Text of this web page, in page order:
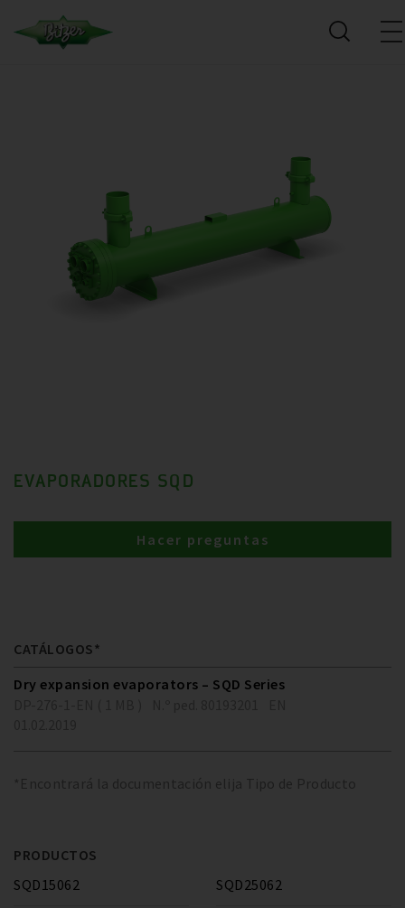
EVAPORADORES SQD
Hacer preguntas
CATÁLOGOS*
Dry expansion evaporators – SQD Series
*Encontrará la documentación elija Tipo de Producto
PRODUCTOS
SQD15062
SQD25062